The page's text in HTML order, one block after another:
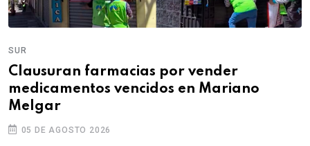
SUR
Clausuran farmacias por vender
medicamentos vencidos en Mariano
Melgar
05 DE AGOSTO 2026